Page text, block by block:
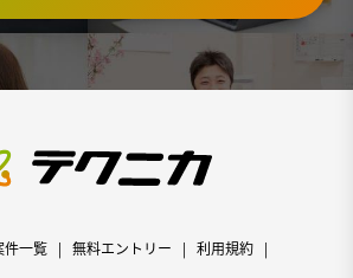
件一覧 無料エントリー 利用規約